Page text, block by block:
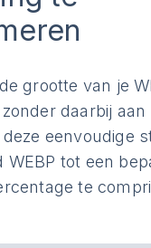
grootte van je
daarbij aan
eenvoudige
WEBP tot een
te